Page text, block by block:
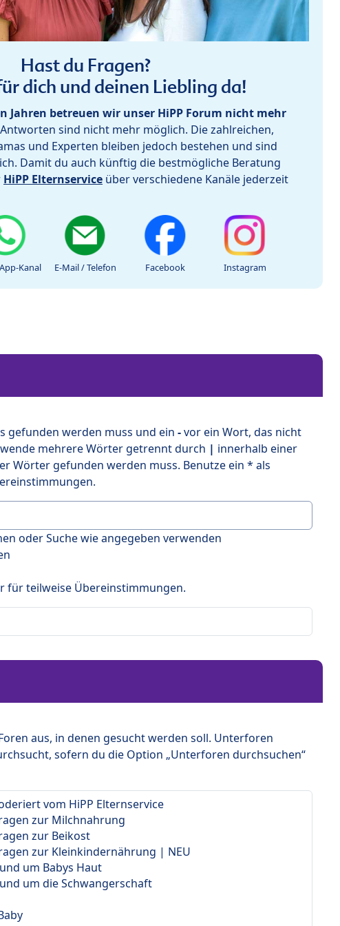
Hast du Fragen?
dich und deinen Liebling da!
Jahren betreuen wir unser HiPP Forum nicht mehr
sind nicht mehr möglich. Die zahlreichen,
und Experten bleiben jedoch bestehen und sind
Damit du auch künftig die bestmögliche Beratung
HiPP Elternservice über verschiedene Kanäle jederzeit
Kanal E-Mail / Telefon Facebook Instagram
gefunden werden muss und ein -vor ein Wort, das nicht
mehrere Wörter getrennt durch | innerhalb einer
Wörter gefunden werden muss. Benutze ein * als
oder Suche wie angegeben verwenden
für teilweise Übereinstimmungen.
aus, in denen gesucht werden soll. Unterforen
sofern du die Option „Unterforen durchsuchen“